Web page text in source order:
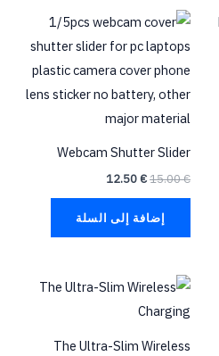
Webcam Shutter Slider
15.00€
السعر
الأصلي
هو:
12.50€
السعر
الحالي
هو:
إضافة إلى السلة
The Ultra-Slim Wireless
السعر
الأصلي
هو:
السعر
الحالي